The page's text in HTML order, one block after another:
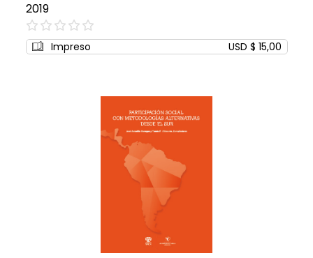
2019
0%
Impreso USD $ 15,00